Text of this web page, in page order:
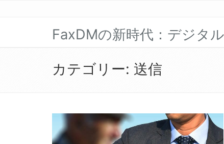
FaxDMの新時代：デジタ
カテゴリー: 送信